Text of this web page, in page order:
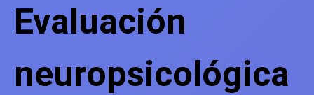
Evaluación
neuropsicológica